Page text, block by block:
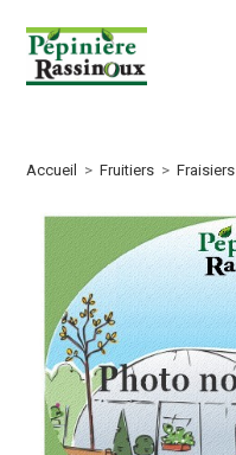
content
Accueil > Fruitiers > Fraisiers